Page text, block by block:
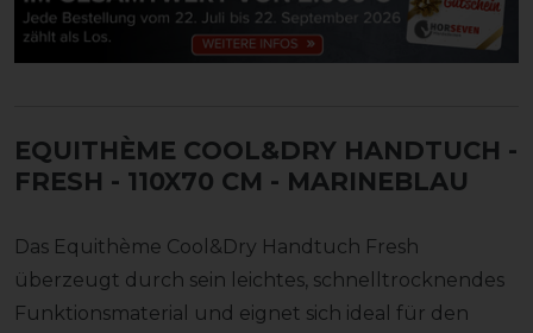
EQUITHÈME COOL&DRY HANDTUCH -
FRESH - 110X70 CM - MARINEBLAU
Das Equithème Cool&Dry Handtuch Fresh
überzeugt durch sein leichtes, schnelltrocknendes
Funktionsmaterial und eignet sich ideal für den